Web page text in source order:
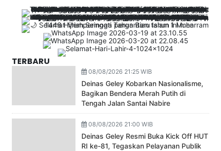
TERBARU
08/08/2026 21:25 WIB
Deinas Geley Kobarkan Nasionalisme,
Bagikan Bendera Merah Putih di
Tengah Jalan Santai Nabire
08/08/2026 21:00 WIB
Deinas Geley Resmi Buka Kick Off HUT
RI ke-81, Tegaskan Pelayanan Publik